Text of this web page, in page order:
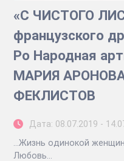
«С ЧИСТОГО
французского
Ро Народная
МАРИЯ
ФЕКЛИСТОВ
Дата: 08.07.2019 -
...Жизнь одинокой
Любовь...